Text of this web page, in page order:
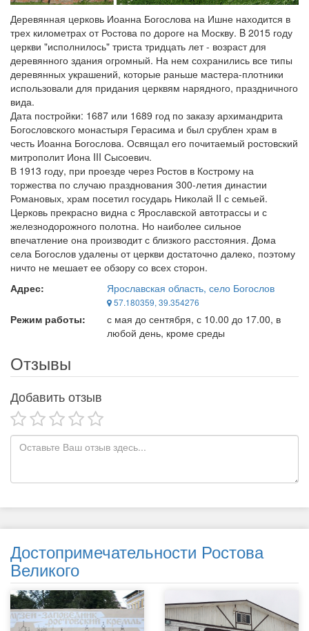
Деревянная церковь Иоанна Богослова на Ишне находится в
трех километрах от Ростова по дороге на Москву. B 2015 году
церкви "исполнилось" триста тридцать лет - возраст для
деревянного здания огромный. На нем сохранились все типы
деревянных украшений, которые раньше мастера-плотники
использовали для придания церквям нарядного, праздничного
вида.
Дата постройки: 1687 или 1689 год по заказу архимандрита
Богословского монастыря Герасима и был срублен храм в
честь Иоанна Богослова. Освящал его почитаемый ростовский
митрополит Иона III Сысоевич.
В 1913 году, при проезде через Ростов в Кострому на
торжества по случаю празднования 300-летия династии
Романовых, храм посетил государь Николай II с семьей.
Церковь прекрасно видна с Ярославской автотрассы и с
железнодорожного полотна. Но наиболее сильное
впечатление она производит с близкого расстояния. Дома
села Богослов удалены от церкви достаточно далеко, поэтому
ничто не мешает ее обзору со всех сторон.
Адрес:
Ярославская область, село Богослов
57.180359, 39.354276
Режим работы:
с мая до сентября, с 10.00 до 17.00, в
любой день, кроме среды
Отзывы
Добавить отзыв
Достопримечательности Ростова
Великого